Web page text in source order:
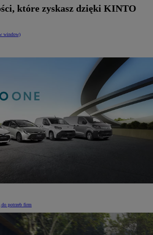
które zyskasz dzięki KINTO
window)
do potrzeb firm